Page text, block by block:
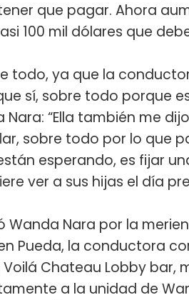
que pagar. Ahora
100 mil dólares que
todo, ya que la
sí, sobre todo porque
Nara: “Ella también me
sobre todo por lo que
esperando, es fijar
ver a sus hijas el día
Wanda Nara por la
Pueda, la conductora
Voilá Chateau Lobby
a la unidad de